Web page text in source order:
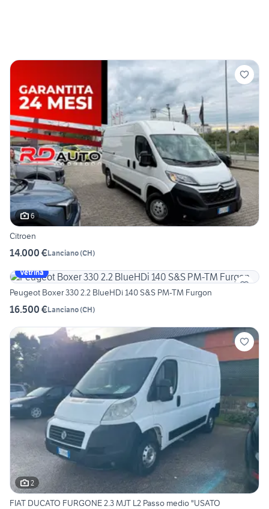
6
Citroen
14.000 €Lanciano(CH)
Vetrina
Peugeot Boxer 330 2.2 BlueHDi 140 S&S PM-TM Furgon
16.500 €Lanciano(CH)
2
FIAT DUCATO FURGONE 2.3 MJT L2 Passo medio "USATO